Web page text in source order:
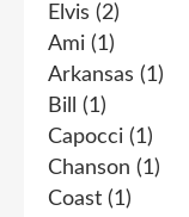
Elvis (2)
Ami (1)
Arkansas (1)
Bill
(1)
Capocci (1)
Chanson (1)
Coast (1)